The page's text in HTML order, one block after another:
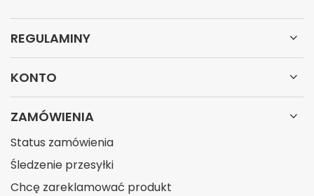
REGULAMINY
KONTO
ZAMÓWIENIA
Status zamówienia
Śledzenie przesyłki
Chcę zareklamować produkt